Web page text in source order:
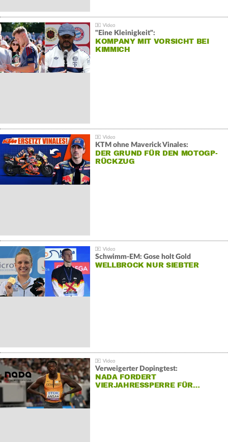
"Eine Kleinigkeit":
KOMPANY MIT VORSICHT BEI
KIMMICH
KTM ohne Maverick Vinales:
DER GRUND FÜR DEN MOTOGP-
RÜCKZUG
Schwimm-EM: Gose holt Gold
WELLBROCK NUR SIEBTER
Verweigerter Dopingtest:
NADA FORDERT
VIERJAHRESSPERRE FÜR…